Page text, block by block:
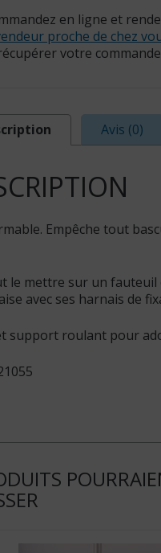
en ligne et
proche de chez
votre
Avis (0)
Empêche tout
le mettre sur un fauteuil
avec ses harnais de
support roulant pour